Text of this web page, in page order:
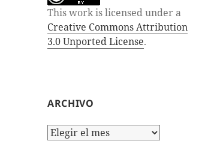
This work is licensed under a
Creative Commons Attribution
3.0 Unported License.
ARCHIVO
Archivo